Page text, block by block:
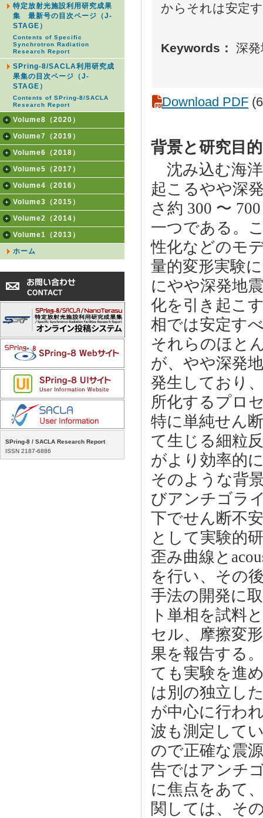
特定放射光施設利用研究成果
集 最新号の目次ページ（J-
STAGE）
Contents of Specific
Synchrotron Radiation
Research Report
SPring-8/SACLA利用研究成
果集の目次ページ（J-
STAGE）
Contents of SPring-8/SACLA
Research Report
Volume8（2020）
Volume7（2019）
Volume6（2018）
Volume5（2017）
Volume4（2016）
Volume3（2015）
Volume2（2014）
Volume1（2013）
ホーム
SPring-8 / SACLA Research Report
ISSN 2187-6886
からそれは安定
Keywords： 深
Download PDF
背景と研究目
沈み込む海
起こるやや深
さ約 300 〜
一つである。
性化などのモ
量的変形実験
にやや深発地
化を引き起こ
相では安定す
それらのほと
が、やや深発
発生しており
所化するプロ
特に単純せん
て生じる細粒
がより効率的
そのような背
びアンチゴラ
下でせん断不
として実験的
歪み曲線と
を行い、その
手法の開発に
ト単相を試料
セル、摩擦変
果を報告する
ても実験を進
は別の独立し
が中心に行わ
波も測定して
ので正確な震
告ではアンチ
に焦点をあて
関しては、そ